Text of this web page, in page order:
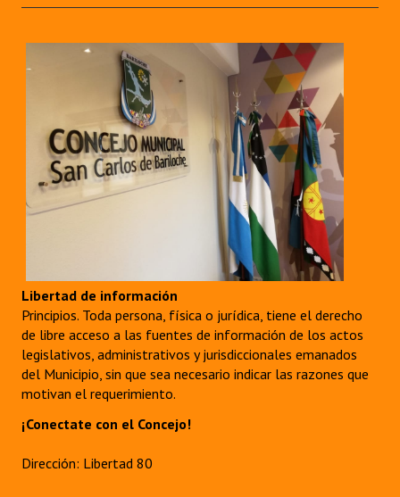
Libertad de información
Principios. Toda persona, física o jurídica, tiene el derecho
de libre acceso a las fuentes de información de los actos
legislativos, administrativos y jurisdiccionales emanados
del Municipio, sin que sea necesario indicar las razones que
motivan el requerimiento.
¡Conectate con el Concejo!
Dirección: Libertad 80